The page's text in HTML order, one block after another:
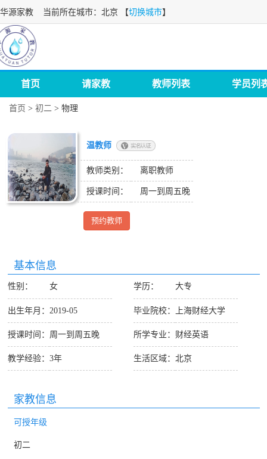
华源家教 当前所在城市：北京 【切换城市】
首页 请家教 教师列表 学员列
首页 > 初二 > 物理
温教师
教师类别： 离职教师
授课时间： 周一到周五晚
预约教师
基本信息
性别： 女
出生年月： 2019-05
授课时间： 周一到周五晚
教学经验： 3年
学历： 大专
毕业院校： 上海财经大学
所学专业： 财经英语
生活区域： 北京
家教信息
可授年级
初二